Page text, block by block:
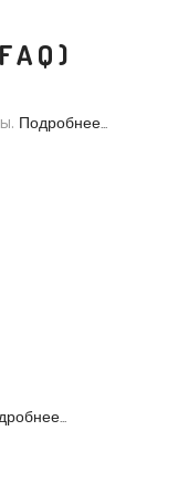
Подробнее...